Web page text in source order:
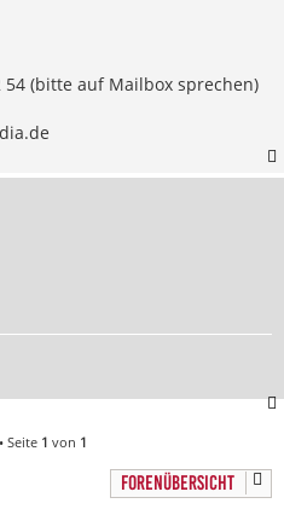
(bitte auf Mailbox sprechen)
Seite 1 von 1
FORENÜBERSICHT